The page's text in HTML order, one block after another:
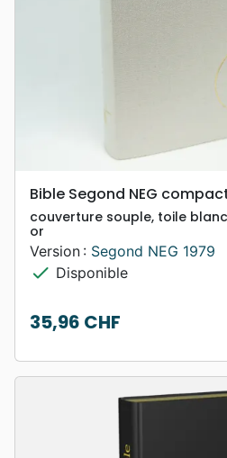
Bible Segond NEG
couverture souple, toile
or
Version : Segond NEG 1979
check Disponible
Prix
35,96 CHF